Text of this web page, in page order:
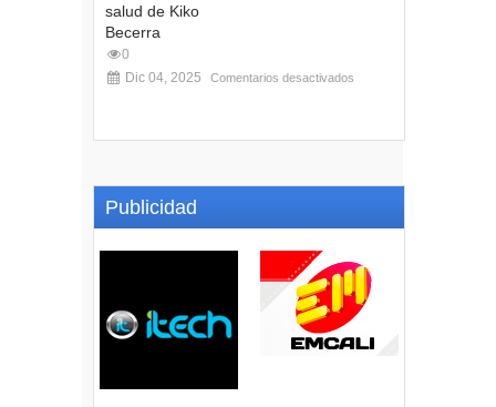
salud de Kiko
Becerra
0
Dic 04, 2025
Comentarios desactivados
Publicidad